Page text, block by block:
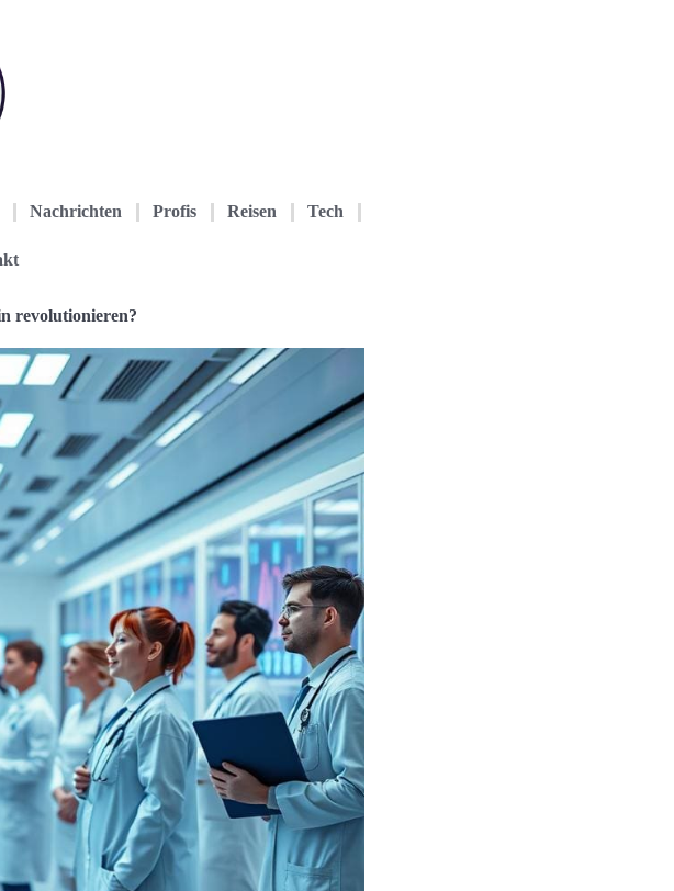
Nachrichten Profis Reisen Tech
revolutionieren?